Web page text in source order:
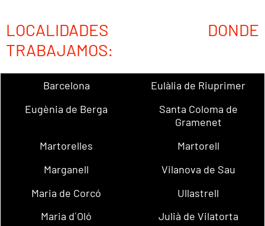
LOCALIDADES DONDE
TRABAJAMOS:
Barcelona
Eulàlia de Riuprimer
Eugènia de Berga
Santa Coloma de
Gramenet
Martorelles
Martorell
Marganell
Vilanova de Sau
Maria de Corcó
Ullastrell
Maria d´Oló
Julià de Vilatorta